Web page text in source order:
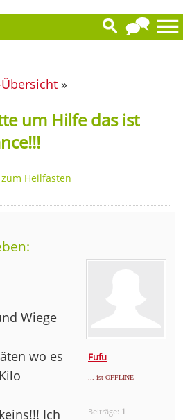
»
um Hilfe das ist
Heilfasten
Fufu
... ist OFFLINE
Beiträge: 1
Wiege
wo es
Ich